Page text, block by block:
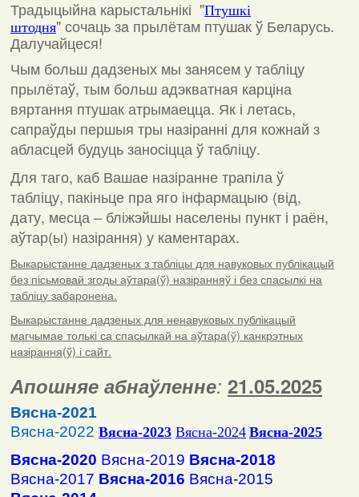
Традыцыйна карыстальнікі "Птушкі
штодня"сочаць за прылётам птушак ў Беларусь.
Далучайцеся!
Чым больш дадзеных мы занясем у табліцу
прылётаў, тым больш адэкватная карціна
вяртання птушак атрымаецца. Як і летась,
сапраўды першыя тры назіранні для кожнай з
абласцей будуць заносіцца ў табліцу.
Для таго, каб Вашае назіранне трапіла ў
табліцу, пакіньце пра яго інфармацыю (від,
дату, месца – бліжэйшы населены пункт і раён,
аўтар(ы) назірання) у каментарах.
Выкарыстанне дадзеных з табліцы для навуковых публікацый
без пісьмовай згоды аўтара(ў) назіранняў і без спасылкі на
табліцу забаронена.
Выкарыстанне дадзеных для ненавуковых публікацый
магчымае толькі са спасылкай на аўтара(ў) канкрэтных
назірання(ў) і сайт.
Апошняе абнаўленне: 21.05.2025
Вясна-2021
Вясна-2022 Вясна-2023 Вясна-2024 Вясна-2025
Вясна-2020 Вясна-2019 Вясна-2018
Вясна-2017 Вясна-2016 Вясна-2015